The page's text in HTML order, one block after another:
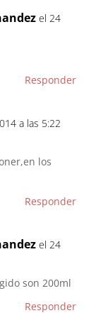
el 24
Responder
a las 5:22
los
Responder
el 24
son 200ml
Responder